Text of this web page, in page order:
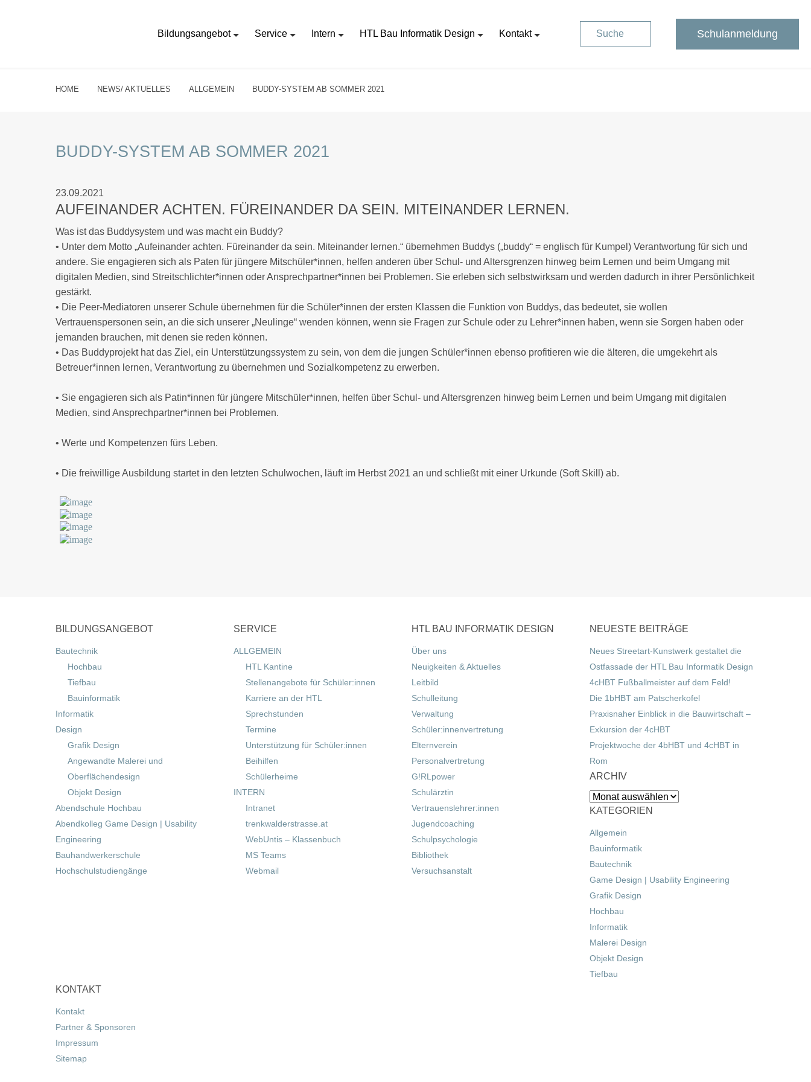
Bildungsangebot Service Intern HTL Bau Informatik Design Kontakt Suche Schulanmeldung
HOME NEWS/ AKTUELLES ALLGEMEIN BUDDY-SYSTEM AB SOMMER 2021
BUDDY-SYSTEM AB SOMMER 2021
23.09.2021
AUFEINANDER ACHTEN. FÜREINANDER DA SEIN. MITEINANDER LERNEN.
Was ist das Buddysystem und was macht ein Buddy?
• Unter dem Motto „Aufeinander achten. Füreinander da sein. Miteinander lernen.“ übernehmen Buddys („buddy“ = englisch für Kumpel) Verantwortung für sich und
andere. Sie engagieren sich als Paten für jüngere Mitschüler*innen, helfen anderen über Schul- und Altersgrenzen hinweg beim Lernen und beim Umgang mit
digitalen Medien, sind Streitschlichter*innen oder Ansprechpartner*innen bei Problemen. Sie erleben sich selbstwirksam und werden dadurch in ihrer Persönlichkeit
gestärkt.
• Die Peer-Mediatoren unserer Schule übernehmen für die Schüler*innen der ersten Klassen die Funktion von Buddys, das bedeutet, sie wollen
Vertrauenspersonen sein, an die sich unserer „Neulinge“ wenden können, wenn sie Fragen zur Schule oder zu Lehrer*innen haben, wenn sie Sorgen haben oder
jemanden brauchen, mit denen sie reden können.
• Das Buddyprojekt hat das Ziel, ein Unterstützungssystem zu sein, von dem die jungen Schüler*innen ebenso profitieren wie die älteren, die umgekehrt als
Betreuer*innen lernen, Verantwortung zu übernehmen und Sozialkompetenz zu erwerben.
• Sie engagieren sich als Patin*innen für jüngere Mitschüler*innen, helfen über Schul- und Altersgrenzen hinweg beim Lernen und beim Umgang mit digitalen
Medien, sind Ansprechpartner*innen bei Problemen.
• Werte und Kompetenzen fürs Leben.
• Die freiwillige Ausbildung startet in den letzten Schulwochen, läuft im Herbst 2021 an und schließt mit einer Urkunde (Soft Skill) ab.
BILDUNGSANGEBOT
Bautechnik
Hochbau
Tiefbau
Bauinformatik
Informatik
Design
Grafik Design
Angewandte Malerei und
Oberflächendesign
Objekt Design
Abendschule Hochbau
Abendkolleg Game Design | Usability
Engineering
Bauhandwerkerschule
Hochschulstudiengänge
SERVICE
ALLGEMEIN
HTL Kantine
Stellenangebote für Schüler:innen
Karriere an der HTL
Sprechstunden
Termine
Unterstützung für Schüler:innen
Beihilfen
Schülerheime
INTERN
Intranet
trenkwalderstrasse.at
WebUntis – Klassenbuch
MS Teams
Webmail
HTL BAU INFORMATIK DESIGN
Über uns
Neuigkeiten & Aktuelles
Leitbild
Schulleitung
Verwaltung
Schüler:innenvertretung
Elternverein
Personalvertretung
G!RLpower
Schulärztin
Vertrauenslehrer:innen
Jugendcoaching
Schulpsychologie
Bibliothek
Versuchsanstalt
NEUESTE BEITRÄGE
Neues Streetart-Kunstwerk gestaltet die
Ostfassade der HTL Bau Informatik Design
4cHBT Fußballmeister auf dem Feld!
Die 1bHBT am Patscherkofel
Praxisnaher Einblick in die Bauwirtschaft –
Exkursion der 4cHBT
Projektwoche der 4bHBT und 4cHBT in
Rom
ARCHIV
Archiv
KATEGORIEN
Allgemein
Bauinformatik
Bautechnik
Game Design | Usability Engineering
Grafik Design
Hochbau
Informatik
Malerei Design
Objekt Design
Tiefbau
KONTAKT
Kontakt
Partner & Sponsoren
Impressum
Sitemap